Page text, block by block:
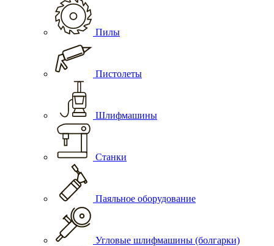
Пилы
Пистолеты
Шлифмашины
Станки
Паяльное оборудование
Угловые шлифмашины (болгарки)